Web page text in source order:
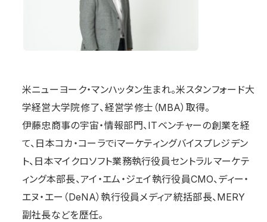
⽶ニューヨーク・マンハッタン⽣まれ。⽶スタンフォード⼤
学経営⼤学院修了、経営学修⼠（MBA）取得。
伊藤忠商事の宇宙・情報部⾨、ITベンチャーの創業を経
て、⽇本コカ・コーラでiマーケティングバイスプレジデン
ト、⽇本マイクロソフト業務執⾏役員セントラルマーケテ
ィング本部⻑、アイ・エム・ジェイ執⾏役員CMO、ディー・
エヌ・エー（DeNA）執⾏役員メディア統括部⻑、MERY
副社⻑などを歴任。